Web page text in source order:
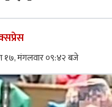
१७, मंगलवार ०९:४२ बजे